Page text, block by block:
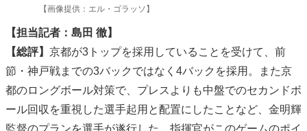
【画像提供：エル・ゴラッソ】
【担当記者：島田 徹】
【総評】 京都が3トップを採用していることを受けて、前
節・神戸戦までの3バックではなく4バックを採用。また京
都のロングボール対策で、プレスよりも中盤でのセカンドボ
ール回収を重視した選手起用と配置にしたことなど、金明輝
監督のプランを選手が遂行した。指揮官がこのゲームのポイ